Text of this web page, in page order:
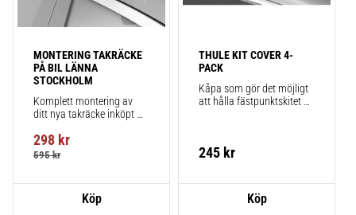
MONTERING TAKRÄCKE
PÅ BIL LÄNNA
STOCKHOLM
Komplett montering av
ditt nya takräcke inköpt
montering på din bil.
298 kr
595kr
THULE KIT COVER 4-
PACK
Kåpa som gör det möjligt
att hålla fästpunktskitet
245 kr